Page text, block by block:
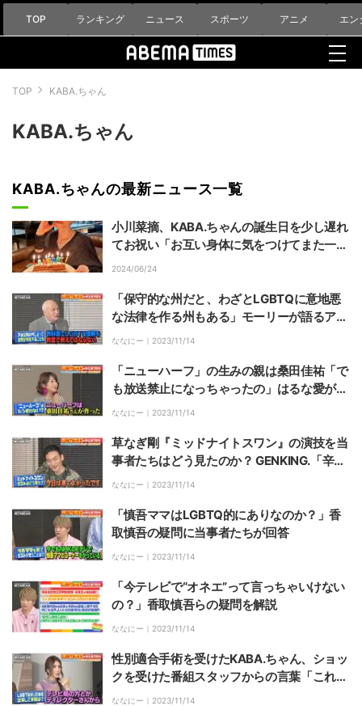
TOP ランキング ニュース スポーツ アニメ エン
TOP KABA.ちゃん
KABA.ちゃん
KABA.ちゃんの最新ニュース一覧
小川菜摘、KABA.ちゃんの誕生日を少し遅れ
てお祝い「お互い身体に気をつけてまた一年
を過ごそうね」
2024/06/24
「保守的な州だと、わざとLGBTQに意地悪
な法律を作る州もある」モーリーが語るアメ
リカのLGBTQの現実
ななにー｜ 2023/11/14
「ニューハーフ」の生みの親は桑田佳祐「で
も放送禁止になっちゃったの」はるな愛が経
緯を説明
ななにー｜ 2023/11/14
草なぎ剛『ミッドナイトスワン』の演技を当
事者たちはどう見たのか？ GENKING.「辛か
った過去とリンクした」と大絶賛
ななにー｜ 2023/11/14
「慎吾ママはLGBTQ的にありなのか？」香
取慎吾の疑問に当事者たちが回答
ななにー｜ 2023/11/14
「今テレビで“オネエ”って言っちゃいけない
の？」香取慎吾らの疑問を解説
ななにー｜ 2023/11/14
性別適合手術を受けたKABA.ちゃん、ショッ
クを受けた番組スタッフからの言葉「これか
ら使いにくくなるな」
ななにー｜ 2023/11/14